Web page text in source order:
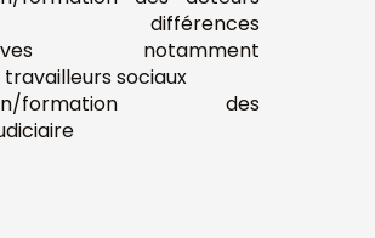
notamment
sociaux
formation des